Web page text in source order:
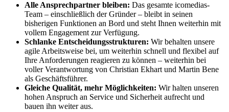
Alle Ansprechpartner bleiben: Das gesamte icomedias-
Team – einschließlich der Gründer – bleibt in seinen
bisherigen Funktionen an Bord und steht Ihnen weiterhin mit
vollem Engagement zur Verfügung.
Schlanke Entscheidungsstrukturen: Wir behalten unsere
agile Arbeitsweise bei, um weiterhin schnell und flexibel auf
Ihre Anforderungen reagieren zu können – weiterhin bei
voller Verantwortung von Christian Ekhart und Martin Bene
als Geschäftsführer.
Gleiche Qualität, mehr Möglichkeiten: Wir halten unseren
hohen Anspruch an Service und Sicherheit aufrecht und
bauen ihn weiter aus.